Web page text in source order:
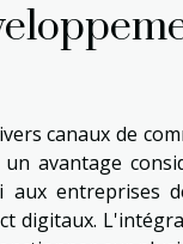
canaux de
avantage
entreprises
digitaux.